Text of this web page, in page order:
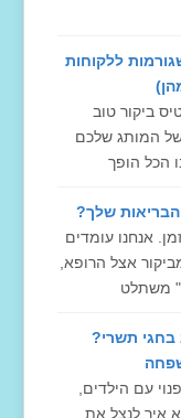
ללקוחות
ביקור טוב
של המותג שלכם
הכל הופך
אנחנו עומדים
אצל הרופא,
משתלט
בחגי תשרי?
עם הילדים,
איך לנצל את